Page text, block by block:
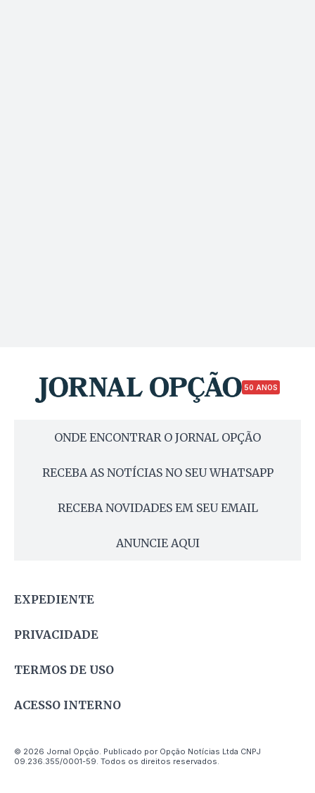
50 ANOS
ONDE ENCONTRAR O JORNAL OPÇÃO
RECEBA AS NOTÍCIAS NO SEU WHATSAPP
RECEBA NOVIDADES EM SEU EMAIL
ANUNCIE AQUI
EXPEDIENTE
PRIVACIDADE
TERMOS DE USO
ACESSO INTERNO
© 2026 Jornal Opção. Publicado por Opção Notícias Ltda CNPJ
09.236.355/0001-59. Todos os direitos reservados.